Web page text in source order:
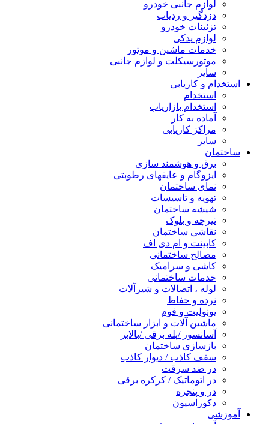
لوازم جانبی خودرو
دزدگیر و ردیاب
تزئینات خودرو
لوازم یدکی
خدمات ماشین و موتور
موتورسیکلت و لوازم جانبی
سایر
استخدام و کاریابی
استخدام
استخدام بازاریاب
آماده به کار
مراکز کاریابی
سایر
ساختمان
برق و هوشمند سازی
ایزوگام و عایقهای رطوبتی
نمای ساختمان
تهویه و تاسیسات
شیشه ساختمان
تیرچه و بلوک
نقاشی ساختمان
کابینت و ام دی اف
مصالح ساختمانی
کاشی و سرامیک
خدمات ساختمانی
لوله ، اتصالات و شیرآلات
نرده و حفاظ
یونولیت و فوم
ماشین آلات و ابزار ساختمانی
آسانسور /پله برقی /بالابر
بازسازی ساختمان
سقف کاذب / دیوار کاذب
در ضد سرقت
در اتوماتیک / کرکره برقی
در و پنجره
دکوراسیون
آموزشی